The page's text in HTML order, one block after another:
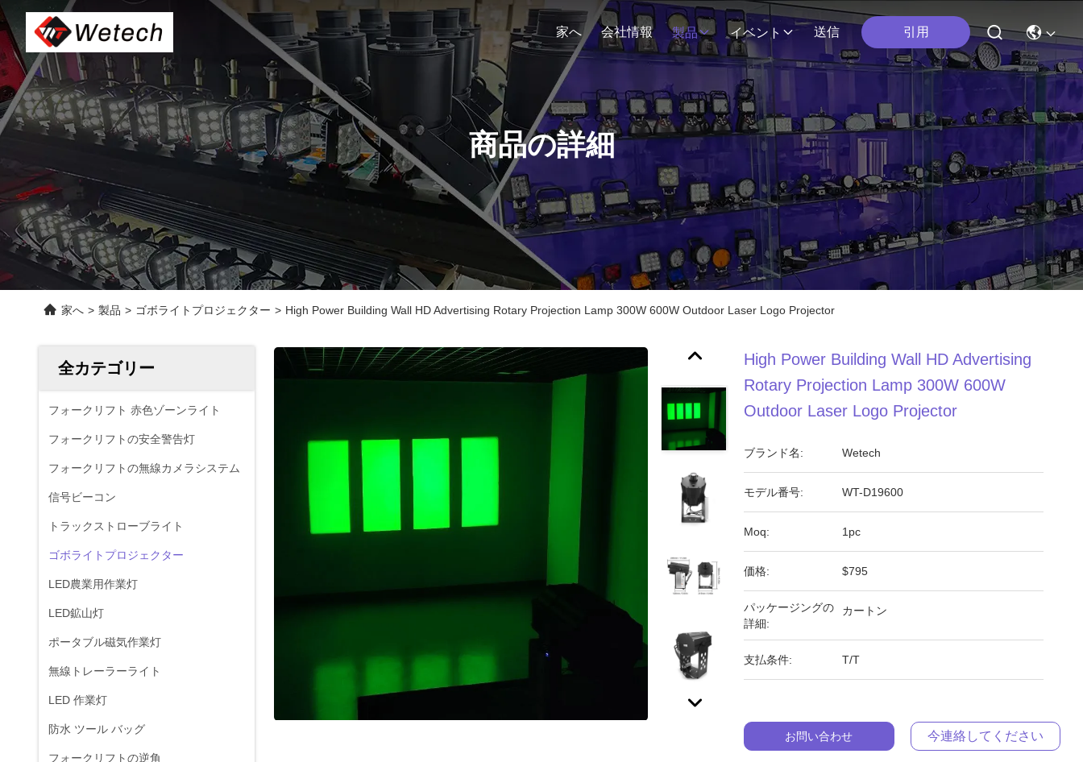
家へ 会社情報 製品 イベント 送信 引用
商品の詳細
家へ > 製品 > ゴボライトプロジェクター > High Power Building Wall HD Advertising Rotary Projection Lamp 300W 600W Outdoor Laser Logo Projector
全カテゴリー
フォークリフト 赤色ゾーンライト
フォークリフトの安全警告灯
フォークリフトの無線カメラシステム
信号ビーコン
トラックストローブライト
ゴボライトプロジェクター
LED農業用作業灯
LED鉱山灯
ポータブル磁気作業灯
無線トレーラーライト
LED 作業灯
防水 ツール バッグ
フォークリフトの逆角
High Power Building Wall HD Advertising
Rotary Projection Lamp 300W 600W
Outdoor Laser Logo Projector
ブランド名: Wetech
モデル番号: WT-D19600
Moq: 1pc
価格: $795
パッケージングの
詳細:
カートン
支払条件: T/T
お問い合わせ 今連絡してください